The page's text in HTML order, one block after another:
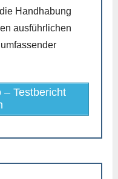
Handhabung
ausführlichen
– Testbericht